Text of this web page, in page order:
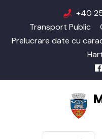
+40
Transport Public
Prelucrare date cu